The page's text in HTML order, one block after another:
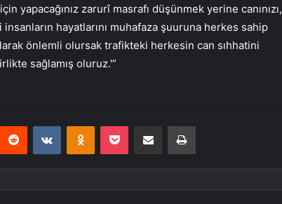
yapacağınız zarurî masrafı düşünmek yerine canınızı,
hayatlarını muhafaza şuuruna herkes sahip
önlemli olursak trafikteki herkesin can sıhhatini
sağlamış oluruz.'”
Reddit VKontakteOdnoklassniki
Pocket E-Posta ile paylaş Yazdır